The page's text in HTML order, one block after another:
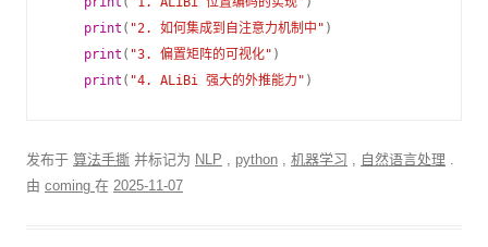
print ( "2. 如何集成到自注意力机制中" )
print ( "3. 偏置矩阵的可视化" )
print ( "4. ALiBi 强大的外推能力" )
发布于 算法手撕 并标记为 NLP python 机器学习 自然语言处理
由 coming 在 2025-11-07